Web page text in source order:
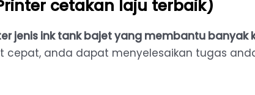
cetakan laju terbaik)
jenis ink tank bajet yang membantu
cepat, anda dapat menyelesaikan tugas